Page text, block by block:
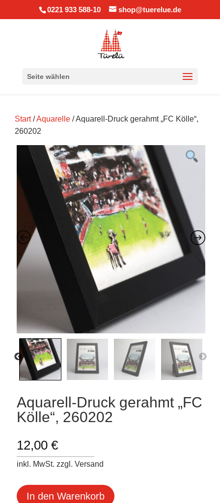
0221 933 588-10 shop@tuerelue.de
Seite wählen
Start/Aquarelle / Aquarell-Druck gerahmt „FC Kölle“,
260202
Aquarell-Druck gerahmt „FC
Kölle“, 260202
12,00€
inkl. MwSt. zzgl. Versand
In den Warenkorb